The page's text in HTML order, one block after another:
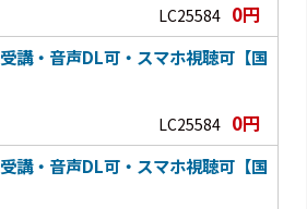
LC25584 0円
講・音声DL可・スマホ視聴可【国
LC25584 0円
講・音声DL可・スマホ視聴可【国